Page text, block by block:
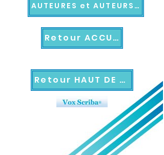
AUTEURES et AUTEURS VOX SCRIBA®
Retour ACCUEIL
Retour HAUT DE PAGE